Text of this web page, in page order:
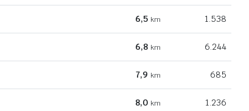
6,5 km 1.538
6,8 km 6.244
7,9 km 685
8,0 km 1.236